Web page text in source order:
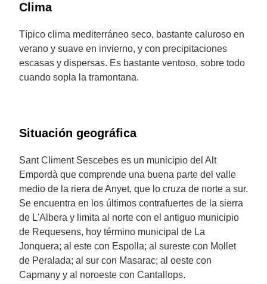
Clima
Típico clima mediterráneo seco, bastante caluroso en
verano y suave en invierno, y con precipitaciones
escasas y dispersas. Es bastante ventoso, sobre todo
cuando sopla la tramontana.
Situación geográfica
Sant Climent Sescebes es un municipio del Alt
Empordà que comprende una buena parte del valle
medio de la riera de Anyet, que lo cruza de norte a sur.
Se encuentra en los últimos contrafuertes de la sierra
de L'Albera y limita al norte con el antiguo municipio
de Requesens, hoy término municipal de La
Jonquera; al este con Espolla; al sureste con Mollet
de Peralada; al sur con Masarac; al oeste con
Capmany y al noroeste con Cantallops.